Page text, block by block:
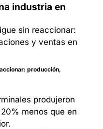
industria en
producción,
produjeron
menos que en